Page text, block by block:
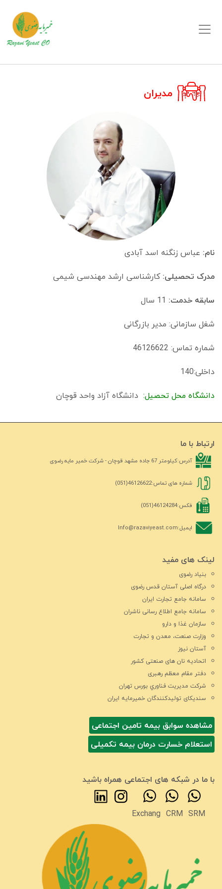
مدیران
نام: عباس زنگنه اسد آبادی
مدرک تحصیلی: کارشناسی ارشد مهندسی شیمی
سابقه خدمت: 11 سال
شغل سازمانی: مدیر بازرگانی
شماره تماس: 46126622
داخلی:140
دانشگاه محل تحصیل: دانشگاه آزاد واحد قوچان
ارتباط با ما
آدرس:کیلومتر 67 جاده مشهد قوچان - شرکت خمیر مایه رضوی
شماره های تماس:46126622(051)
فکس:46124284(051)
ایمیل:Info@razaviyeast.com
لینک های مفید
بنیاد رضوی
درگاه اصلی آستان قدس رضوی
سامانه جامع تجارت ایران
سامانه جامع اطلاع رسانی ناشران
سازمان غذا و دارو
وزارت صنعت، معدن و تجارت
آستان نیوز
اتحادیه نان های صنعتی کشور
دفتر مقام معظم رهبری
شركت مديريت فناوري بورس تهران
سندیکای تولیدکنندگان خمیرمایه ایران
مشاهده سوابق بیمه تامین اجتماعی
استعلام خسارت درمان بیمه تکمیلی
با ما در شبکه های اجتماعی همراه باشید
SRM
CRM
Exchang